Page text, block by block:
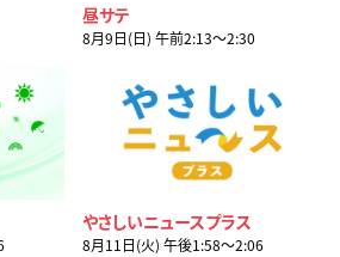
昼サテ
8月9日(日) 午前2:13〜2:30
やさしいニュースプラス
8月11日(火) 午後1:58〜2:06